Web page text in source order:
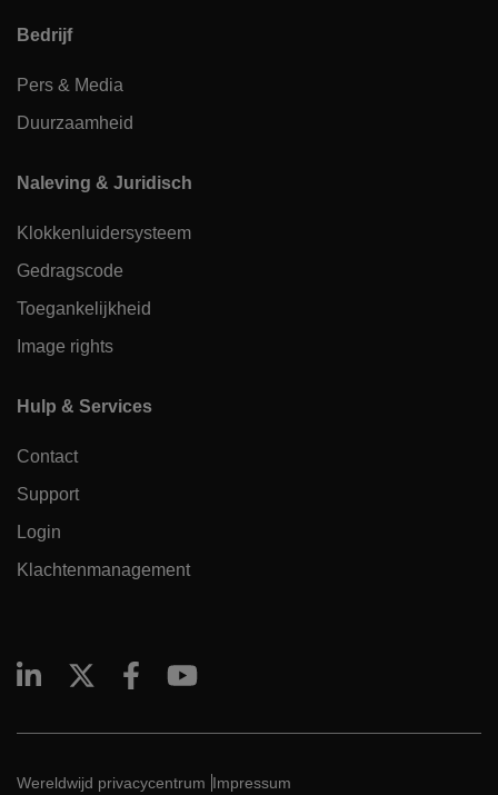
Bedrijf
Pers & Media
Duurzaamheid
Naleving & Juridisch
Klokkenluidersysteem
Gedragscode
Toegankelijkheid
Image rights
Hulp & Services
Contact
Support
Login
Klachtenmanagement
Wereldwijd privacycentrum Impressum